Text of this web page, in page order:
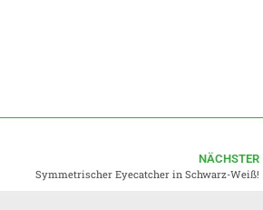
NÄCHSTER
Symmetrischer Eyecatcher in Schwarz-Weiß!